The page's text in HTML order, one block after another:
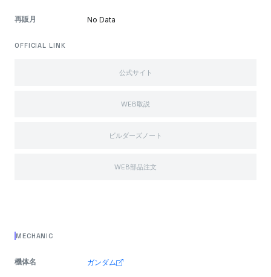
再販月 No Data
OFFICIAL LINK
公式サイト
WEB取説
ビルダーズノート
WEB部品注文
MECHANIC
機体名 ガンダム